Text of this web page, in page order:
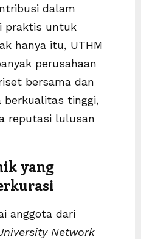
dalam
praktis untuk
hanya itu, UTHM
perusahaan
bersama dan
berkualitas tinggi,
reputasi lulusan
yang
anggota dari
Network